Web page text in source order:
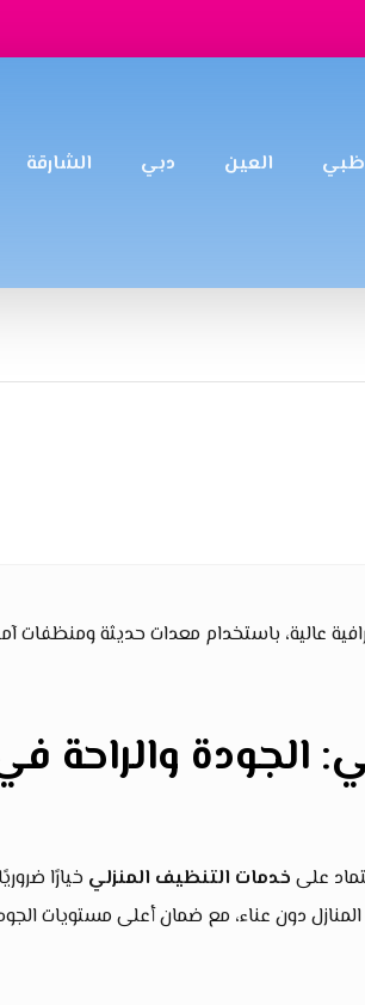
العين دبي الشارقة
عالية، باستخدام معدات حديثة ومنظفات
الجودة والراحة
على خدمات التنظيف المنزلي خيارًا
دون عناء، مع ضمان أعلى مستويات